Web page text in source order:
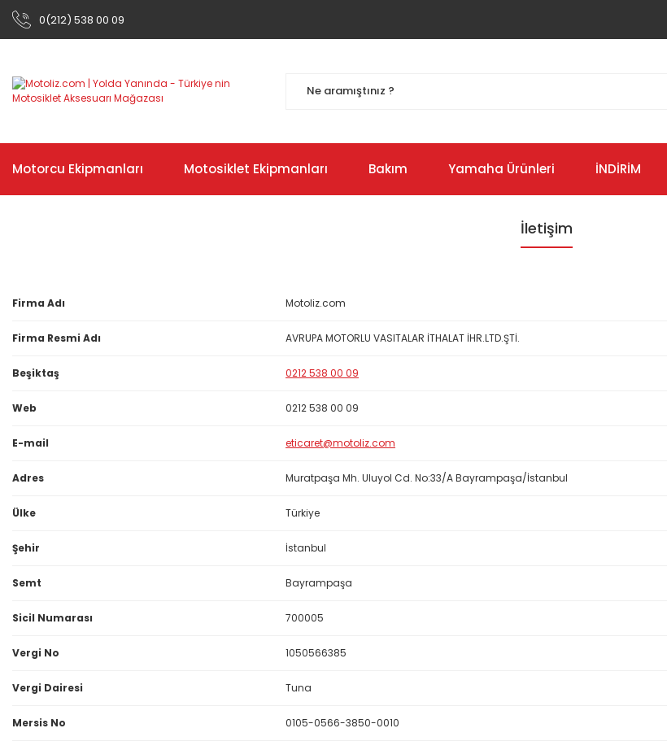
0(212) 538 00 09
Motorcu Ekipmanları Motosiklet Ekipmanları Bakım Yamaha Ürünleri İNDİRİM
İletişim
Firma Adı Motoliz.com
Firma Resmi Adı AVRUPA MOTORLU VASITALAR İTHALAT İHR.LTD.ŞTİ.
Beşiktaş 0212 538 00 09
Web 0212 538 00 09
E-mail eticaret@motoliz.com
Adres Muratpaşa Mh. Uluyol Cd. No:33/A Bayrampaşa/İstanbul
Ülke Türkiye
Şehir İstanbul
Semt Bayrampaşa
Sicil Numarası 700005
Vergi No 1050566385
Vergi Dairesi Tuna
Mersis No 0105-0566-3850-0010